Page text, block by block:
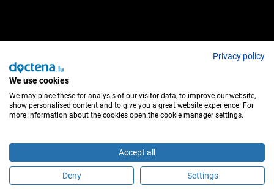
É este profissional de saúde?
Privacy policy
We use cookies
We may place these for analysis of our visitor data, to improve our website,
show personalised content and to give you a great website experience. For
more information about the cookies open the cookie manager settings.
Accept all
Deny Settings